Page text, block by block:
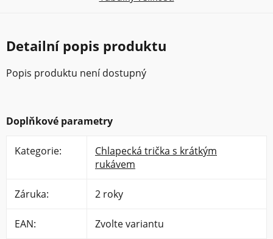
Detailní popis produktu
Popis produktu není dostupný
Doplňkové parametry
Kategorie:
Chlapecká trička s krátkým
rukávem
Záruka: 2 roky
EAN: Zvolte variantu